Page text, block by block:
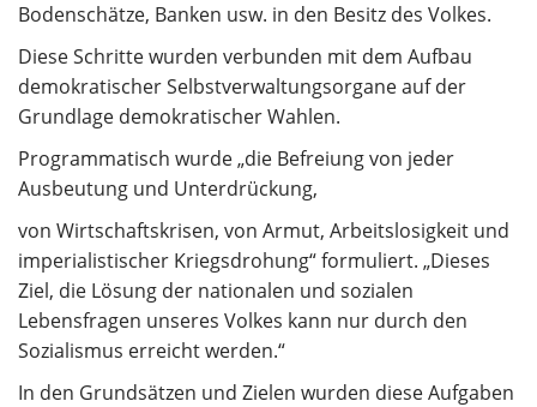
Bodenschätze, Banken usw. in den Besitz des Volkes.
Diese Schritte wurden verbunden mit dem Aufbau
demokratischer Selbstverwaltungsorgane auf der
Grundlage demokratischer Wahlen.
Programmatisch wurde „die Befreiung von jeder
Ausbeutung und Unterdrückung,
von Wirtschaftskrisen, von Armut, Arbeitslosigkeit und
imperialistischer Kriegsdrohung“ formuliert. „Dieses
Ziel, die Lösung der nationalen und sozialen
Lebensfragen unseres Volkes kann nur durch den
Sozialismus erreicht werden.“
In den Grundsätzen und Zielen wurden diese Aufgaben